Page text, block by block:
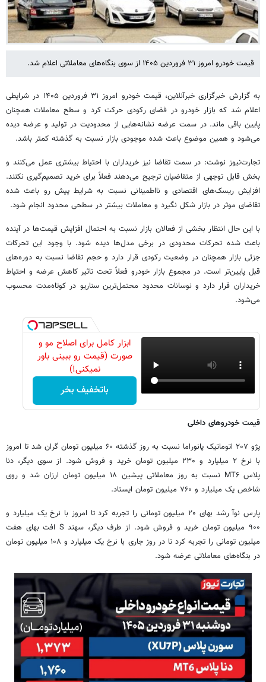
قیمت خودرو امروز ۳۱ فروردین ۱۴۰۵ از سوی بنگاه‌های معاملاتی اعلام شد.
به گزارش خبرگزاری خبرآنلاین، قیمت خودرو امروز ۳۱ فروردین ۱۴۰۵ در شرایطی
اعلام شد که بازار خودرو در فضای رکودی حرکت کرد و سطح معاملات همچنان
پایین باقی ماند. در سمت عرضه نشانه‌هایی از محدودیت در تولید و عرضه دیده
می‌شود و همین موضوع باعث شده موجودی بازار نسبت به گذشته کمتر باشد.
تجارت‌نیوز نوشت: در سمت تقاضا نیز خریداران با احتیاط بیشتری عمل می‌کنند و
بخش قابل توجهی از متقاضیان ترجیح می‌دهند فعلاً برای خرید تصمیم‌گیری نکنند.
افزایش ریسک‌های اقتصادی و نااطمینانی نسبت به شرایط پیش رو باعث شده
تقاضای موثر در بازار شکل نگیرد و معاملات بیشتر در سطحی محدود انجام شود.
با این حال انتظار بخشی از فعالان بازار نسبت به احتمال افزایش قیمت‌ها در آینده
باعث شده تحرکات محدودی در برخی مدل‌ها دیده شود. با وجود این تحرکات
جزئی بازار همچنان در وضعیت رکودی قرار دارد و حجم تقاضا نسبت به دوره‌های
قبل پایین‌تر است. در مجموع بازار خودرو فعلاً تحت تاثیر کاهش عرضه و احتیاط
خریداران قرار دارد و نوسانات محدود محتمل‌ترین سناریو در کوتاه‌مدت محسوب
می‌شود.
ابزار کامل برای اصلاح مو و
صورت (قیمت رو ببینی باور
نمیکنی!)
باتخفیف بخر
قیمت خودروهای داخلی
پژو ۲۰۷ اتوماتیک پانوراما نسبت به روز گذشته ۶۰ میلیون تومان گران شد تا امروز
با نرخ ۲ میلیارد و ۲۳۰ میلیون تومان خرید و فروش شود. از سوی دیگر، دنا
پلاس MT۶ نسبت به روز معاملاتی پیشین ۱۸ میلیون تومان ارزان شد و روی
شاخص یک میلیارد و ۷۶۰ میلیون تومان ایستاد.
پارس نوآ رشد بهای ۲۰ میلیون تومانی را تجربه کرد تا امروز با نرخ یک میلیارد و
۹۰۰ میلیون تومان خرید و فروش شود. از طرف دیگر، سهند S افت بهای هفت
میلیون تومانی را تجربه کرد تا در روز جاری با نرخ یک میلیارد و ۱۰۸ میلیون تومان
در بنگاه‌های معاملاتی عرضه شود.